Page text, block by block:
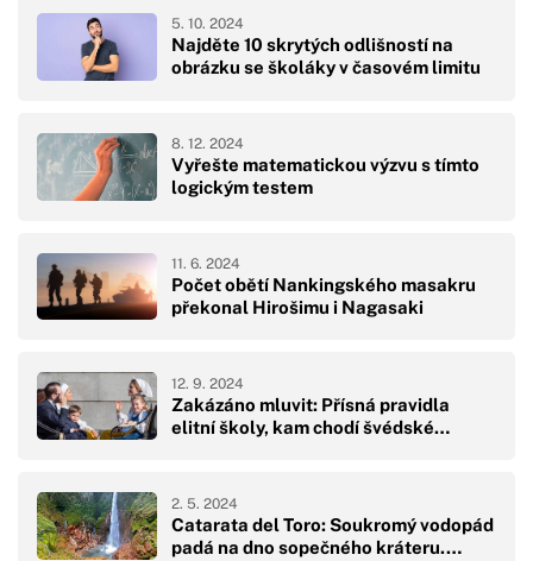
Najděte 10 skrytých odlišností na
obrázku se školáky v časovém limitu
5. 10. 2024
Vyřešte matematickou výzvu s tímto
logickým testem
8. 12. 2024
Počet obětí Nankingského masakru
překonal Hirošimu i Nagasaki
11. 6. 2024
Zakázáno mluvit: Přísná pravidla
elitní školy, kam chodí švédské…
12. 9. 2024
Catarata del Toro: Soukromý vodopád
padá na dno sopečného kráteru.…
2. 5. 2024